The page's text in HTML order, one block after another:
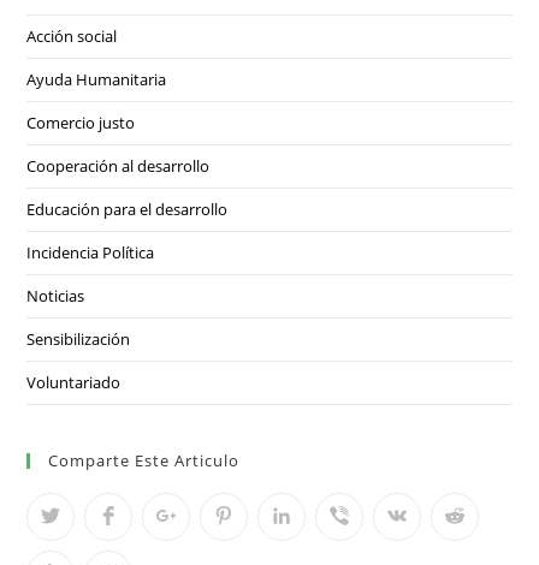
Acción social
Ayuda Humanitaria
Comercio justo
Cooperación al desarrollo
Educación para el desarrollo
Incidencia Política
Noticias
Sensibilización
Voluntariado
Comparte Este Articulo